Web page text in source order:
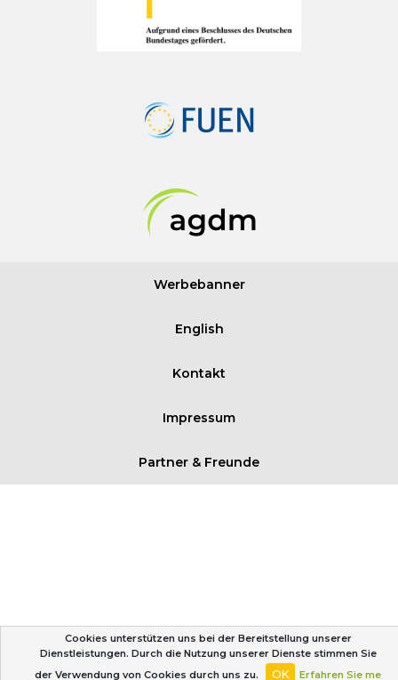
Werbebanner
English
Kontakt
Impressum
Partner & Freunde
Cookies unterstützen uns bei der Bereitstellung unserer
Dienstleistungen. Durch die Nutzung unserer Dienste stimmen Sie
der Verwendung von Cookies durch uns zu.
OK Erfahren Sie me